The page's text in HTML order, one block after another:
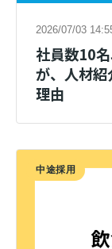
2026/07/03
社員数10
が、人材
理由
中途採用